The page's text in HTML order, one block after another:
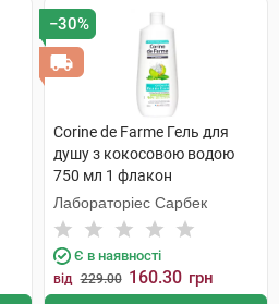
−30%
Corine de Farme Гель для
душу з кокосовою водою
750 мл 1 флакон
Лабораторіес Сарбек
Є в наявності
від 229.00 160.30 грн